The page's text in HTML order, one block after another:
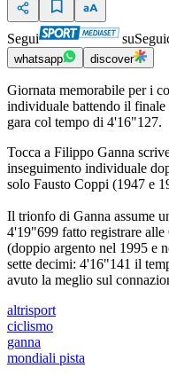
Segui su
whatsapp discover
Giornata memorabile per i
individuale battendo il finale
gara col tempo di 4'16"127.
Tocca a Filippo Ganna
inseguimento individuale
solo Fausto Coppi (1947 e
Il trionfo di Ganna assume
4'19"699 fatto registrare
(doppio argento nel 1995 e
sette decimi: 4'16"141 il
avuto la meglio sul
altrisport
ciclismo
ganna
mondiali pista